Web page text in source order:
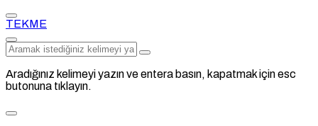
TEKME
Aradığınız kelimeyi yazın ve entera basın, kapatmak için esc
butonuna tıklayın.